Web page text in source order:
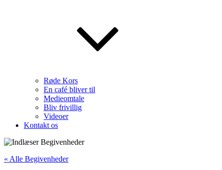
Røde Kors
En café bliver til
Medieomtale
Bliv frivillig
Videoer
Kontakt os
« Alle Begivenheder